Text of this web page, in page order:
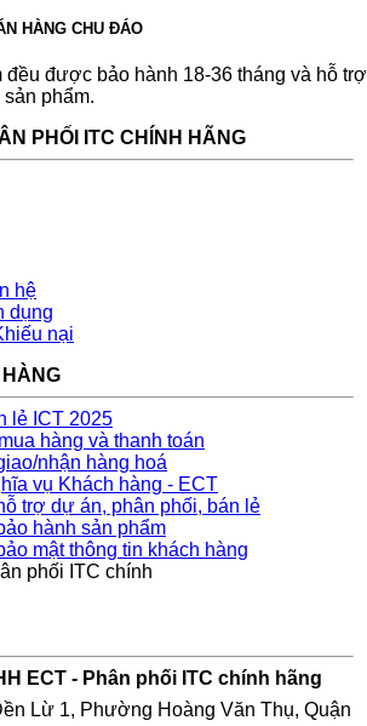
HÀNG CHU ĐÁO
đều được bảo hành 18-36 tháng và hỗ trợ
phẩm.
PHỐI ITC CHÍNH HÃNG
hệ
dụng
nại
lẻ ICT 2025
hàng và thanh toán
nhận hàng hoá
vụ Khách hàng - ECT
trợ dự án, phân phối, bán lẻ
hành sản phẩm
mật thông tin khách hàng
ECT - Phân phối ITC chính hãng
Lừ 1, Phường Hoàng Văn Thụ, Quận